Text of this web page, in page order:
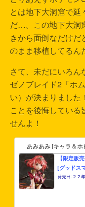
とは地下大洞窟で延
だ…。この地下大洞
きから面倒なだけ
のまま移植してるん
さて、未だにいろん
ゼノブレイド2「ホ
い）が決まりました
ことを後悔してい
せんよ！
あみあみ [キャラ＆ホ
【限定販
[グッドス
発売日:２２